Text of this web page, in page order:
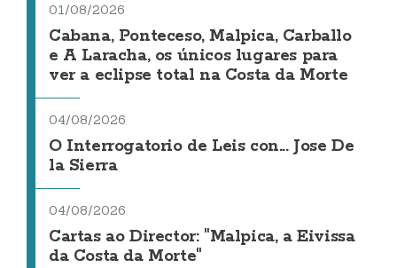
01/08/2026
Cabana, Ponteceso, Malpica, Carballo
e A Laracha, os únicos lugares para
ver a eclipse total na Costa da Morte
04/08/2026
O Interrogatorio de Leis con... Jose De
la Sierra
04/08/2026
Cartas ao Director: "Malpica, a Eivissa
da Costa da Morte"